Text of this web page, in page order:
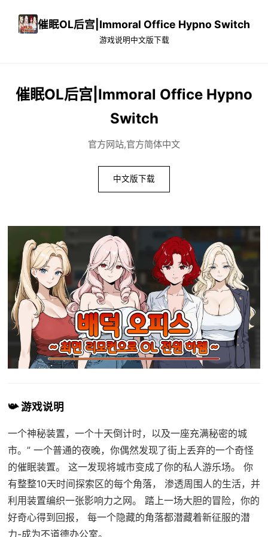
催眠OL后宫|Immoral Office Hypno Switch
游戏说明 中文版下载
催眠OL后宫|Immoral Office Hypno
Switch
官方网站,官方简体中文
中文版下载
📯 游戏说明
一个神秘装置，一个十天倒计时，以及一座充满秘密的城
市。” 一个普通的夜晚，你偶然发现了街上丢弃的一个奇怪
的催眠装置。 这一发现将城市变成了你的私人游乐场。 你
有整整10天时间探索区的每个角落， 渗透周围人的生活，并
利用装置编织一张影响力之网。 踏上一场大胆的冒险，你的
好奇心得到回报， 每一个隐藏的角落都潜藏着新征服的潜
力-成为不道德办公室。